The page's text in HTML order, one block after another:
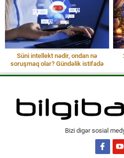
Süni intellekt nədir, ondan nə
soruşmaq olar? Gündəlik istifadə
Bizi digər sosial